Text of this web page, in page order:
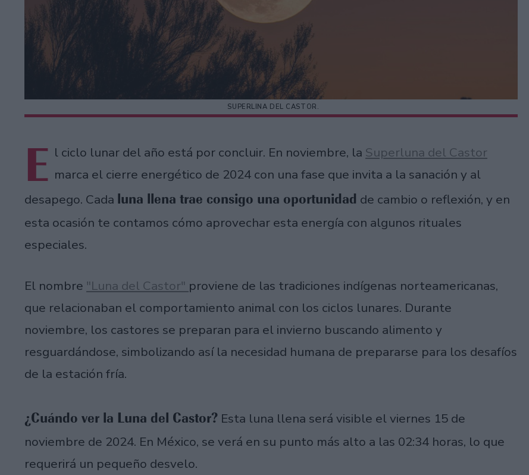
SUPERLINA DEL CASTOR.
E l ciclo lunar del año está por concluir. En noviembre, la Superluna del Castor
marca el cierre energético de 2024 con una fase que invita a la sanación y al
desapego. Cada luna llena trae consigo una oportunidad de cambio o reflexión, y en
esta ocasión te contamos cómo aprovechar esta energía con algunos rituales
especiales.
El nombre "Luna del Castor" proviene de las tradiciones indígenas norteamericanas,
que relacionaban el comportamiento animal con los ciclos lunares. Durante
noviembre, los castores se preparan para el invierno buscando alimento y
resguardándose, simbolizando así la necesidad humana de prepararse para los desafíos
de la estación fría.
¿Cuándo ver la Luna del Castor? Esta luna llena será visible el viernes 15 de
noviembre de 2024. En México, se verá en su punto más alto a las 02:34 horas, lo que
requerirá un pequeño desvelo.